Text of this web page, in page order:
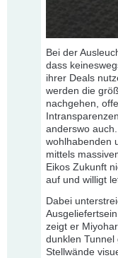
Bei der
dass
ihrer Deals
werden die
nachgehen,
anderswo
wohlhabenden
mittels
Eikos Zukunft
auf und willigt
Dabei
zeigt er
dunklen
Stellwände